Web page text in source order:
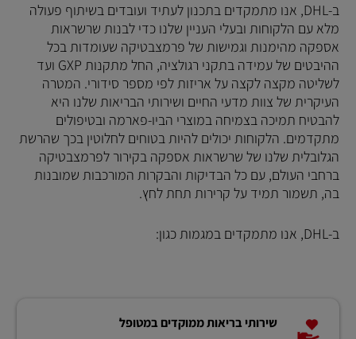
ב-DHL, אנו מתמקדים בתכנון לעתיד ועובדים בשיתוף פעולה
מלא עם הלקוחות ובעלי העניין שלנו כדי לבנות שרשראות
אספקה מהימנות וגמישות של פרמצבטיקה שעומדות בכל
ההיבטים של עמידה בתקני רגולציה, החל מתקנות GXP ועד
לשליטה מקצה לקצה על אריזות לפי מספר סידורי. המטרה
העיקרית של צוות מדעי החיים ושירותי הבריאות שלנו היא
להבטיח תמיכה בצמיחה במוצרי הביו-פארמה ובטיפולים
מתקדמים. הלקוחות יכולים להיות בטוחים לחלוטין בכך שהרשת
הגלובלית שלנו של שרשראות אספקה בקירור לפרמצבטיקה
ברחבי העולם, עם כל הבדיקות והבקרות המורכבות שמובנות
בה, תשמור תמיד על קרירות תחת לחץ.
ב-DHL, אנו מתמקדים במגמות כגון:
שירותי בריאות ממוקדים במטופל